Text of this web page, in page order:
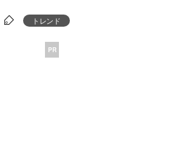
トレンド
PR